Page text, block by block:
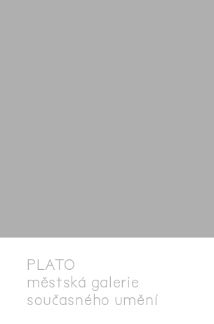
PLATO
městská galerie
současného umění